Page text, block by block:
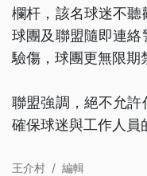
欄杆，該名球迷不聽
球團及聯盟隨即連
驗傷，球團更無限期
聯盟強調，絕不允許
確保球迷與工作人員
王介村 / 編輯